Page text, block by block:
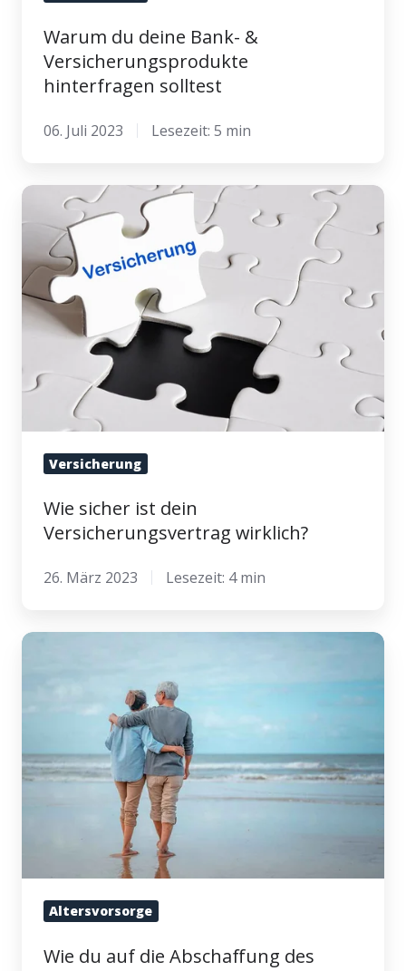
Warum du deine Bank- &
Versicherungsprodukte
hinterfragen solltest
06. Juli 2023 Lesezeit: 5 min
Wie
sicher
ist
dein
Versicherungsvertrag
wirklich?
Versicherung
Wie sicher ist dein
Versicherungsvertrag wirklich?
26. März 2023 Lesezeit: 4 min
Wie
Abschaffung
des
Garantiezinses
Altersvorsorge
Wie du auf die Abschaffung des